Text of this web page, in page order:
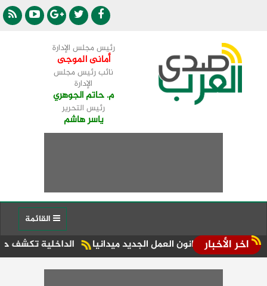
رئيس مجلس الإدارة
أمانى الموجى
نائب رئيس مجلس
الإدارة
م. حاتم الجوهري
رئيس التحرير
ياسر هاشم
اخر الأخبار الداخلية تكشف حقيقة ادعاءات العمل الجديد ميدانيا